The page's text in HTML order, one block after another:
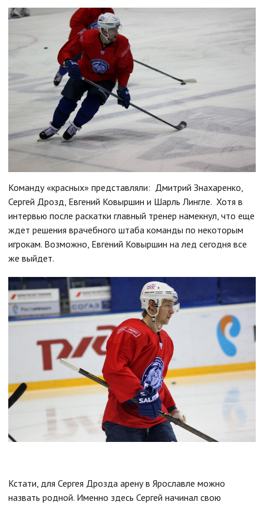
Команду «красных» представляли: Дмитрий Знахаренко,
Сергей Дрозд, Евгений Ковыршин и Шарль Лингле. Хотя в
интервью после раскатки главный тренер намекнул, что еще
ждет решения врачебного штаба команды по некоторым
игрокам. Возможно, Евгений Ковыршин на лед сегодня все
же выйдет.
Кстати, для Сергея Дрозда арену в Ярославле можно
назвать родной. Именно здесь Сергей начинал свою